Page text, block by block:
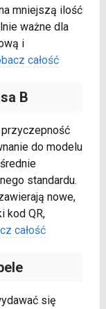
mniejszą ilość
ważne dla
i
całość
B
przyczepność
do modelu
standardu.
nowe,
kod QR,
całość
się